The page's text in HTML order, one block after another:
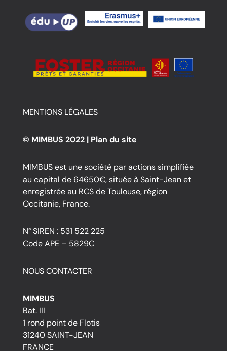
MENTIONS LÉGALES
© MIMBUS 2022 | Plan du site
MIMBUS est une société par actions simplifiée
au capital de 64650€, située à Saint-Jean et
enregistrée au RCS de Toulouse, région
Occitanie, France.
N° SIREN : 531 522 225
Code APE – 5829C
NOUS CONTACTER
MIMBUS
Bat. III
1 rond point de Flotis
31240 SAINT-JEAN
FRANCE